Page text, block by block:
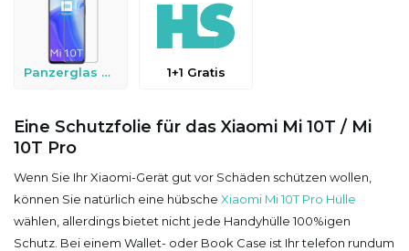
Panzerglas & Schutzfolien 1+1 Gratis
Eine Schutzfolie für das Xiaomi Mi 10T / Mi
10T Pro
Wenn Sie Ihr Xiaomi-Gerät gut vor Schäden schützen wollen,
können Sie natürlich eine hübsche Xiaomi Mi 10T Pro Hülle
wählen, allerdings bietet nicht jede Handyhülle 100%igen
Schutz. Bei einem Wallet- oder Book Case ist Ihr telefon rundum